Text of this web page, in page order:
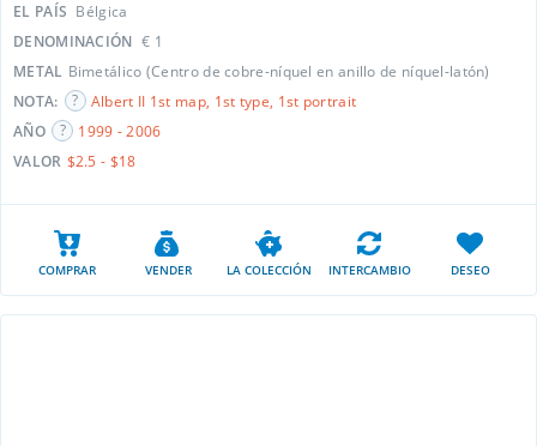
EL PAÍS Bélgica
DENOMINACIÓN € 1
METAL Bimetálico (Centro de cobre-níquel en anillo de níquel-latón)
NOTA:
Albert II 1st map, 1st type, 1st portrait
AÑO
1999 - 2006
VALOR $2.5 - $18
COMPRAR VENDER LA COLECCIÓN INTERCAMBIO DESEO